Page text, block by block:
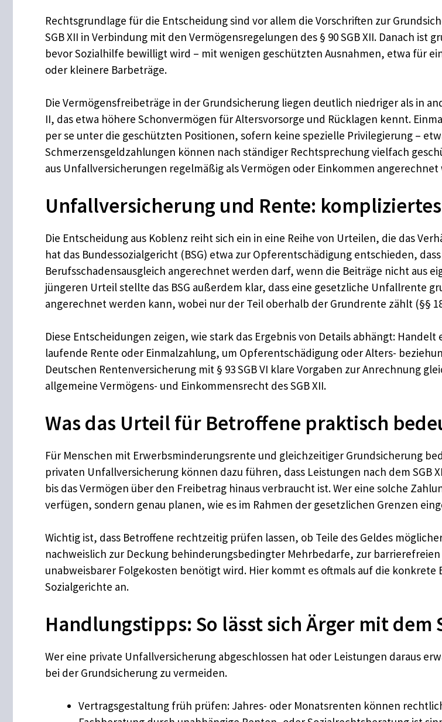
Rechtsgrundlage für die Entscheidung sind vor allem die Vorschriften zur
SGB XII in Verbindung mit den Vermögensregelungen des § 90 SGB XII. Danach
bevor Sozialhilfe bewilligt wird – mit wenigen geschützten Ausnahmen, etwa für
oder kleinere Barbeträge.
Die Vermögensfreibeträge in der Grundsicherung liegen deutlich niedriger als in
II, das etwa höhere Schonvermögen für Altersvorsorge und Rücklagen kennt.
per se unter die geschützten Positionen, sofern keine spezielle Privilegierung –
Schmerzensgeldzahlungen können nach ständiger Rechtsprechung vielfach
aus Unfallversicherungen regelmäßig als Vermögen oder Einkommen
Unfallversicherung und Rente:
Die Entscheidung aus Koblenz reiht sich ein in eine Reihe von Urteilen, die das
hat das Bundessozialgericht (BSG) etwa zur Opferentschädigung entschieden,
Berufsschadensausgleich angerechnet werden darf, wenn die Beiträge nicht aus
jüngeren Urteil stellte das BSG außerdem klar, dass eine gesetzliche Unfallrente
angerechnet werden kann, wobei nur der Teil oberhalb der Grundrente zählt (§§
Diese Entscheidungen zeigen, wie stark das Ergebnis von Details abhängt:
laufende Rente oder Einmalzahlung, um Opferentschädigung oder Alters-
Deutschen Rentenversicherung mit § 93 SGB VI klare Vorgaben zur Anrechnung
allgemeine Vermögens- und Einkommensrecht des SGB XII.
Was das Urteil für Betroffene praktisch
Für Menschen mit Erwerbsminderungsrente und gleichzeitiger Grundsicherung
privaten Unfallversicherung können dazu führen, dass Leistungen nach dem
bis das Vermögen über den Freibetrag hinaus verbraucht ist. Wer eine solche
verfügen, sondern genau planen, wie es im Rahmen der gesetzlichen Grenzen
Wichtig ist, dass Betroffene rechtzeitig prüfen lassen, ob Teile des Geldes
nachweislich zur Deckung behinderungsbedingter Mehrbedarfe, zur
unabweisbarer Folgekosten benötigt wird. Hier kommt es oftmals auf die
Sozialgerichte an.
Handlungstipps: So lässt sich Ärger mit dem
Wer eine private Unfallversicherung abgeschlossen hat oder Leistungen daraus
bei der Grundsicherung zu vermeiden.
Vertragsgestaltung früh prüfen: Jahres- oder Monatsrenten können